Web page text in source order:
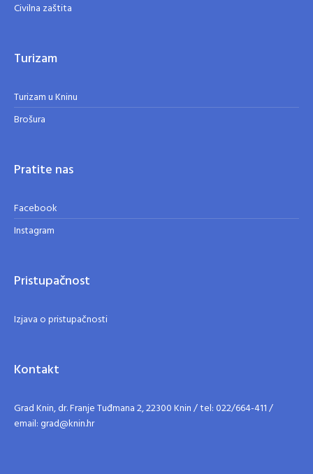
Civilna zaštita
Turizam
Turizam u Kninu
Brošura
Pratite nas
Facebook
Instagram
Pristupačnost
Izjava o pristupačnosti
Kontakt
Grad Knin, dr. Franje Tuđmana 2, 22300 Knin / tel: 022/664-411 /
email: grad@knin.hr